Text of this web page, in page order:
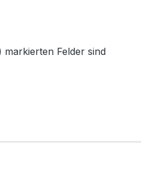
markierten Felder sind